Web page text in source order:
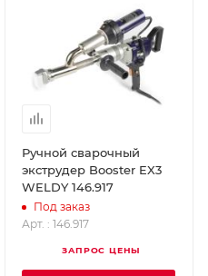
Ручной сварочный
экструдер Booster EX3
WELDY 146.917
Под заказ
Арт. : 146.917
ЗАПРОС ЦЕНЫ